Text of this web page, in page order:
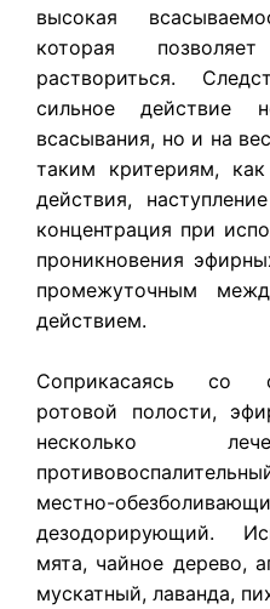
высокая
которая
раствориться.
сильное действие
всасывания, но и на
таким критериям,
действия,
концентрация при
проникновения
промежуточным
действием.
Соприкасаясь со
ротовой полости,
несколько
местно-
дезодорирующий.
мята, чайное дерево,
мускатный, лаванда,